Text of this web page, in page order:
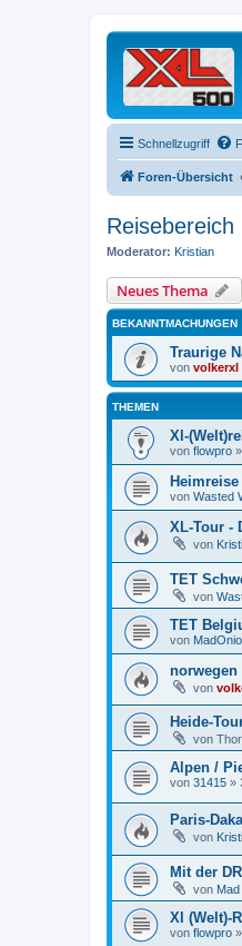
Schnellzugriff
Foren-Übersicht
Reisebereich
Moderator: Kristian
Neues Thema
BEKANNTMACHUNGEN
Traurige
von volkerxl
THEMEN
Xl-
von flowpro »
von Wasted
XL-Tour -
von
TET
von
TET
von
norwegen
von
Heide-
von
Alpen /
von 31415 »
Paris-
von
Mit der
von
Xl (Welt)-
von flowpro »